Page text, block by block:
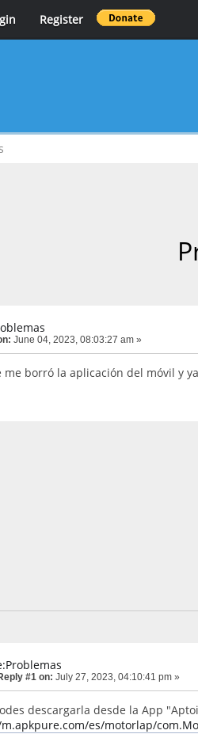
Register
June 04, 2023, 08:03:27 am »
me borró la aplicación del móvil y
#1 on: July 27, 2023, 04:10:41 pm »
descargarla desde la App
es/motorlap/